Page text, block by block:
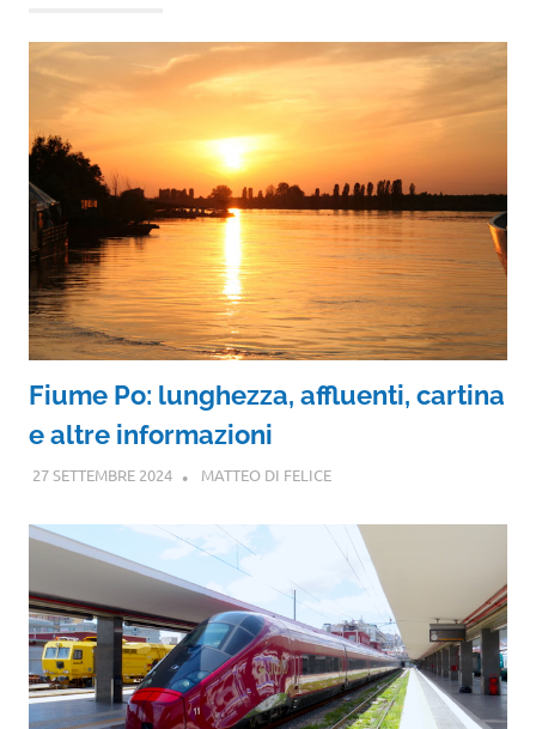
Fiume Po: lunghezza, affluenti, cartina
e altre informazioni
27 SETTEMBRE 2024 MATTEO DI FELICE